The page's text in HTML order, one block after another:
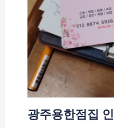
광주용한점집